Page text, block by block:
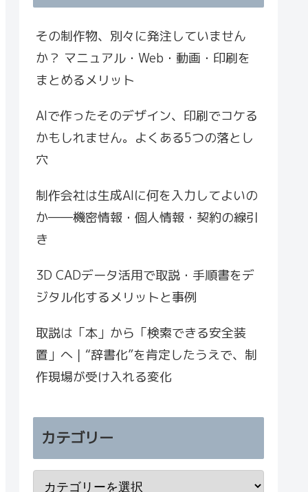
その制作物、別々に発注していません
か？ マニュアル・Web・動画・印刷を
まとめるメリット
AIで作ったそのデザイン、印刷でコケる
かもしれません。よくある5つの落とし
穴
制作会社は生成AIに何を入力してよいの
か――機密情報・個人情報・契約の線引
き
3D CADデータ活用で取説・手順書をデ
ジタル化するメリットと事例
取説は「本」から「検索できる安全装
置」へ｜“辞書化”を肯定したうえで、制
作現場が受け入れる変化
カテゴリー